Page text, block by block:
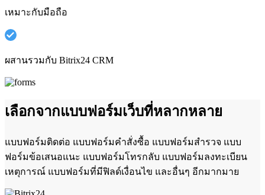
เหมาะกับมือถือ
ผสานรวมกับ Bitrix24 CRM
เลือกจากแบบฟอร์มเว็บที่หลากหลาย
แบบฟอร์มติดต่อ แบบฟอร์มคำสั่งซื้อ แบบฟอร์มสำรวจ แบบ
ฟอร์มข้อเสนอแนะ แบบฟอร์มโทรกลับ แบบฟอร์มลงทะเบียน
เหตุการณ์ แบบฟอร์มที่มีฟิลด์เงื่อนไข และอื่นๆ อีกมากมาย